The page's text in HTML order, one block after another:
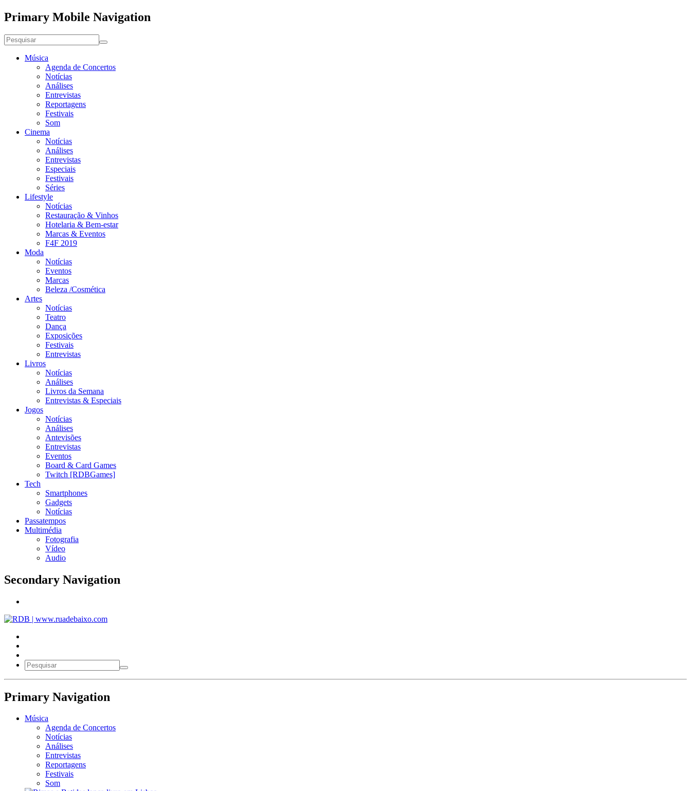
Primary Mobile Navigation
Música
Agenda de Concertos
Notícias
Análises
Entrevistas
Reportagens
Festivais
Som
Cinema
Notícias
Análises
Entrevistas
Especiais
Festivais
Séries
Lifestyle
Notícias
Restauração & Vinhos
Hotelaria & Bem-estar
Marcas & Eventos
F4F 2019
Moda
Notícias
Eventos
Marcas
Beleza /Cosmética
Artes
Notícias
Teatro
Dança
Exposições
Festivais
Entrevistas
Livros
Notícias
Análises
Livros da Semana
Entrevistas & Especiais
Jogos
Notícias
Análises
Antevisões
Entrevistas
Eventos
Board & Card Games
Twitch [RDBGames]
Tech
Smartphones
Gadgets
Notícias
Passatempos
Multimédia
Fotografia
Vídeo
Audio
Secondary Navigation
Primary Navigation
Música
Agenda de Concertos
Notícias
Análises
Entrevistas
Reportagens
Festivais
Som